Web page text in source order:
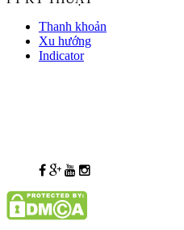
Thanh khoản
Xu hướng
Indicator